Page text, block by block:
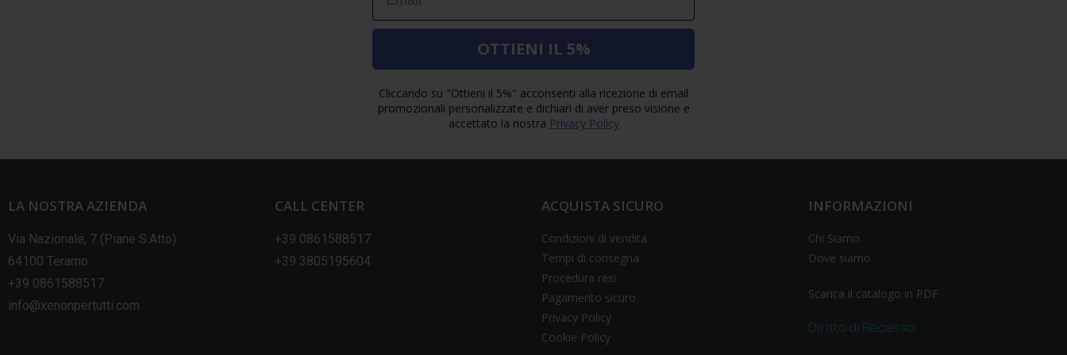
OTTIENI IL 5%
Cliccando su "Ottieni il 5%" acconsenti alla ricezione di email
promozionali personalizzate e dichiari di aver preso visione e
accettato la nostra Privacy Policy
LA NOSTRA AZIENDA
Via Nazionale, 7 (Piane S.Atto)
64100 Teramo
+39 0861588517
info@xenonpertutti.com
CALL CENTER
+39 0861588517
+39 3805195604
ACQUISTA SICURO
Condizioni di vendita
Tempi di consegna
Procedura resi
Pagamento sicuro
Privacy Policy
Cookie Policy
INFORMAZIONI
Chi Siamo
Dove siamo
Scarica il catalogo in PDF
Diritto di Recesso